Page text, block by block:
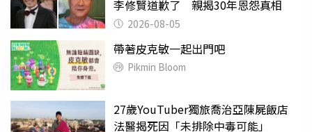
李修賢道歉了 親揭30年恩怨真相
2026-08-05
帶著皮克敏一起出門吧
Pikmin Bloom
27歲YouTuber獨旅喬治亞陳屍飯店
法醫揭死因「未排除中毒可能」